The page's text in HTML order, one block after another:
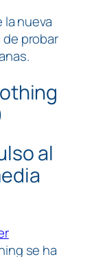
nueva
probar
al
se ha